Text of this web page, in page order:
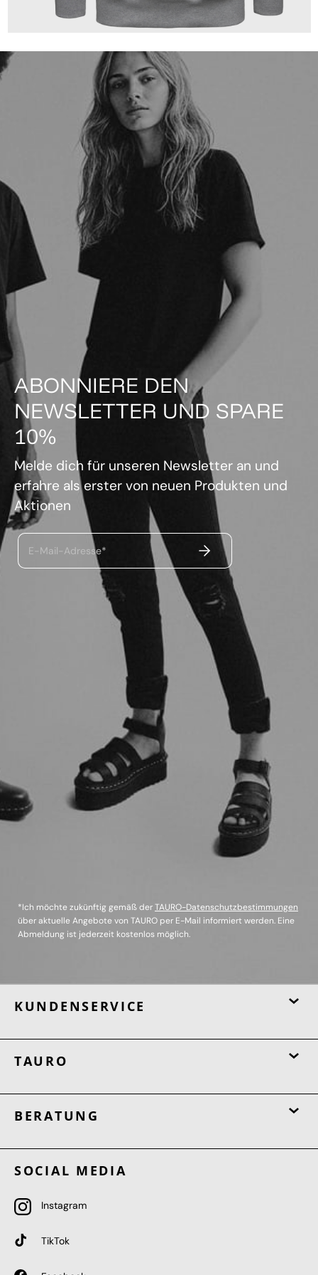
140,00 €
ABONNIERE DEN
NEWSLETTER UND SPARE
10%
Melde dich für unseren Newsletter an und
erfahre als erster von neuen Produkten und
Aktionen
E-Mail-Adresse* ABSENDEN
*Ich möchte zukünftig gemäß derTAURO-Datenschutzbestimmungen
über aktuelle Angebote von TAURO per E-Mail informiert werden. Eine
Abmeldung ist jederzeit kostenlos möglich.
KUNDENSERVICE
TAURO
BERATUNG
SOCIAL MEDIA
Instagram
TikTok